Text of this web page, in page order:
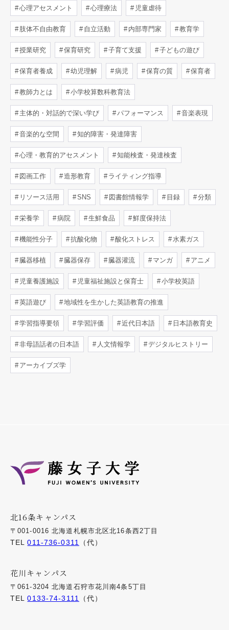
心理アセスメント 心理療法 児童虐待
肢体不自由教育 自立活動 内部専門家 教育学
授業研究 保育研究 子育て支援 子どもの遊び
保育者養成 幼児理解 病児 保育の質 保育者
教師力とは 小学校算数科教育法
主体的・対話的で深い学び パフォーマンス 音楽表現
音楽的な空間 知的障害・発達障害
心理・教育的アセスメント 知能検査・発達検査
図画工作 造形教育 ライティング指導
リソース活用 SNS 図書館情報学 目録 分類
栄養学 病院 生鮮食品 鮮度保持法
機能性分子 抗酸化物 酸化ストレス 水素ガス
臓器移植 臓器保存 臓器灌流 マンガ アニメ
児童養護施設 児童福祉施設と保育士 小学校英語
英語遊び 地域性を生かした英語教育の推進
学習指導要領 学習評価 近代日本語 日本語教育史
非母語話者の日本語 人文情報学 デジタルヒストリー
アーカイブズ学
北16条キャンパス
〒001-0016 北海道札幌市北区北16条西2丁目
TEL011-736-0311 （代）
花川キャンパス
〒061-3204 北海道石狩市花川南4条5丁目
TEL0133-74-3111 （代）